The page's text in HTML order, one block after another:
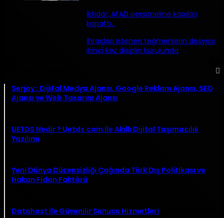
İktidar, AFAD personeline kapıları
kapattı…
İhraçları istenen teğmenlerin dosyası
ikinci kez disiplin kurulunda
Serjoy : Dijital Medya Ajansı, Google Reklam Ajansı, SEO
Ajansı ve Web Tasarım Ajansı
UETDS Nedir ? Uetds.com İle Akıllı Dijital Taşımacılık
Yazılımı
Yeni Dünya Düzensizliği Çağında Türk Dış Politikası ve
Hakan Fidan Faktörü
Datahost İle Güvenilir Sunucu Hizmetleri